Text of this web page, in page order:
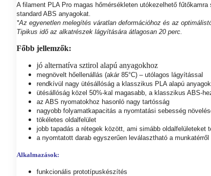
A filament PLA Pro magas hőmérsékleten utókezelhető
standard ABS anyagokat.
*Az egyenetlen melegítés váratlan deformációhoz és az
Tipikus idő az alkatrészek lágyítására átlagosan 20 perc.
Főbb jellemzők:
jó alternatíva sztirol alapú anyagokhoz
megnövelt hőellenállás (akár 85°C) – utólagos lágyítással
rendkívül nagy ütésállóság a klasszikus PLA alapú
ütésállóság közel 50%-kal magasabb, a klasszikus ABS-
az ABS nyomatokhoz hasonló nagy tartósság
nagyobb folyamatkapacitás a nyomtatási sebesség
tökéletes oldalfelület
jobb tapadás a rétegek között, ami simább oldalfelületeket
a nyomtatott darab egyszerűen leválasztható a munkatérről
Alkalmazások:
funkcionális prototípuskészítés